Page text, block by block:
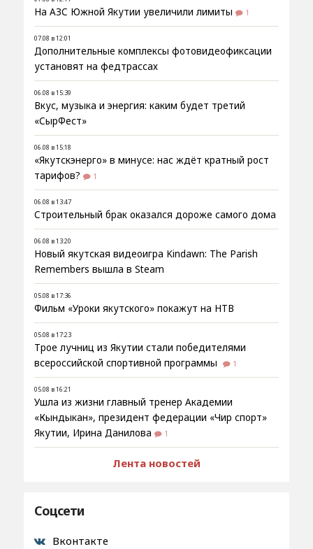
На АЗС Южной Якутии увеличили лимиты 1
07.08 в 12:01
Дополнительные комплексы фотовидеофиксации
установят на федтрассах
06.08 в 15:39
Вкус, музыка и энергия: каким будет третий
«СырФест»
06.08 в 15:18
«Якутскэнерго» в минусе: нас ждёт кратный рост
тарифов?
1
06.08 в 13:47
Строительный брак оказался дороже самого дома
06.08 в 13:20
Новый якутская видеоигра Kindawn: The Parish
Remembers вышла в Steam
05.08 в 17:36
Фильм «Уроки якутского» покажут на НТВ
05.08 в 17:23
Трое лучниц из Якутии стали победителями
всероссийской спортивной программы
1
05.08 в 16:21
Ушла из жизни главный тренер Академии
«Кындыкан», президент федерации «Чир спорт»
Якутии, Ирина Данилова
1
Лента новостей
Соцсети
Вконтакте